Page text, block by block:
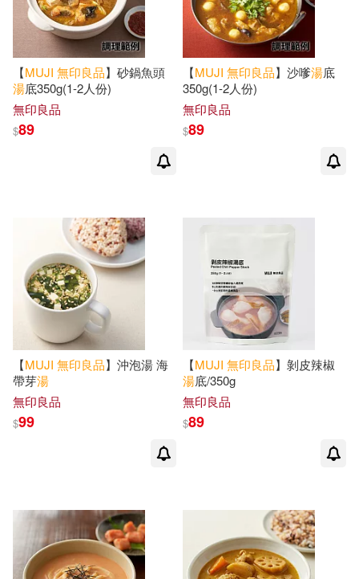
【MUJI 無印良品】砂鍋魚頭
湯底350g(1-2人份)
無印良品
$89
【MUJI 無印良品】沙嗲湯底
350g(1-2人份)
無印良品
$89
【MUJI 無印良品】沖泡湯 海
帶芽湯
無印良品
$99
【MUJI 無印良品】剝皮辣椒
湯底/350g
無印良品
$89